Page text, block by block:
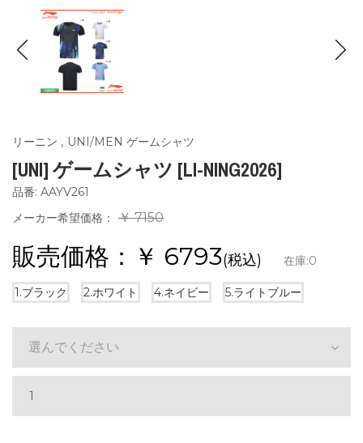
リーニン , UNI/MEN ゲームシャツ
[UNI] ゲームシャツ [LI-NING2026]
品番: AAYV261
メーカー希望価格：
￥ 7150
販売価格：￥ 6793(税込) 在庫:0
1.ブラック 2.ホワイト 4.ネイビー 5.ライトブルー
選んでください